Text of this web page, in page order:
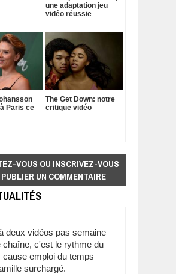
une adaptation jeu
vidéo réussie
Paris ce
The Get Down: notre
critique vidéo
VOUS OU INSCRIVEZ-VOUS
UN COMMENTAIRE
deux vidéos pas semaine
chaîne, c'est le rythme du
cause emploi du temps
surchargé.